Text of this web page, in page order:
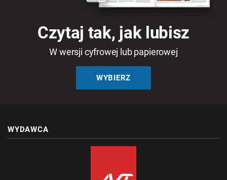
Czytaj tak, jak lubisz
W wersji cyfrowej lub papierowej
WYBIERZ
WYDAWCA